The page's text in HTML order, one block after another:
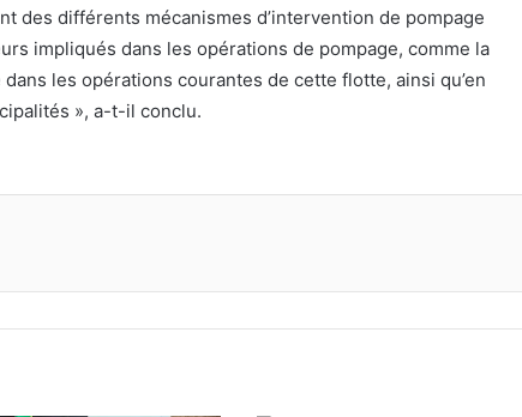
des différents mécanismes d’intervention de pompage
impliqués dans les opérations de pompage, comme la
les opérations courantes de cette flotte, ainsi qu’en
», a-t-il conclu.